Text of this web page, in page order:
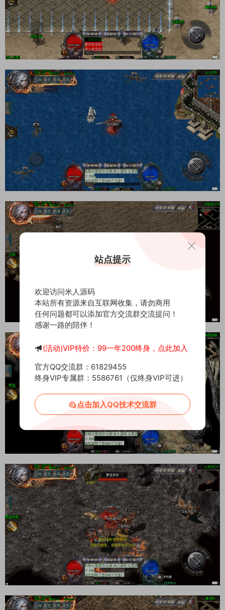
站点提示
欢迎访问米人源码
本站所有资源来自互联网收集，请勿商用
任何问题都可以添加官方交流群交流提问！
感谢一路的陪伴！
(活动)VIP特价：99一年200终身，点此加入
官方QQ交流群：61829455
终身VIP专属群：5586761（仅终身VIP可进）
点击加入QQ技术交流群